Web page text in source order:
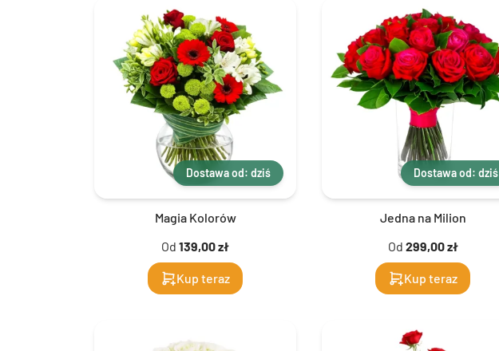
Dostawa od: dziś
Magia Kolorów
Od 139,00 zł
Kup teraz
Dostawa od: dziś
Jedna na Milion
Od 299,00 zł
Kup teraz